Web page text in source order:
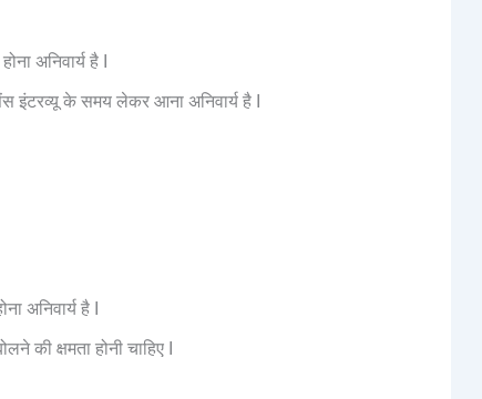
अनिवार्य है I
इंटरव्यू के समय लेकर आना अनिवार्य है I
अनिवार्य है I
की क्षमता होनी चाहिए I